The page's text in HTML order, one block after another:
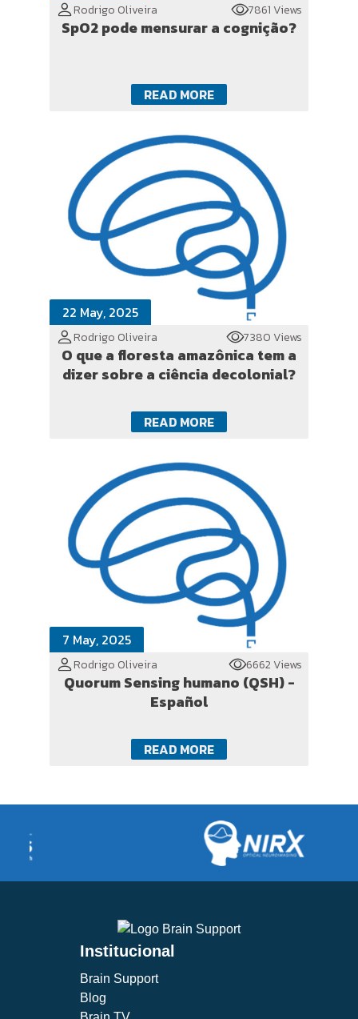
Rodrigo Oliveira 7861 Views
SpO2 pode mensurar a cognição?
READ MORE
22 May, 2025
Rodrigo Oliveira 7380 Views
O que a floresta amazônica tem a
dizer sobre a ciência decolonial?
READ MORE
7 May, 2025
Rodrigo Oliveira 6662 Views
Quorum Sensing humano (QSH) -
Español
READ MORE
Institucional
Brain Support
Blog